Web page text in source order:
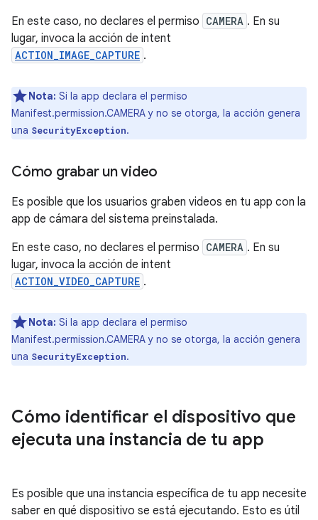
En este caso, no declares el permiso CAMERA . En su
lugar, invoca la acción de intent
ACTION_IMAGE_CAPTURE .
Nota: Si la app declara el permiso
Manifest.permission.CAMERA y no se otorga, la acción genera
una SecurityException.
Cómo grabar un video
Es posible que los usuarios graben videos en tu app con la
app de cámara del sistema preinstalada.
En este caso, no declares el permiso CAMERA . En su
lugar, invoca la acción de intent
ACTION_VIDEO_CAPTURE .
Nota: Si la app declara el permiso
Manifest.permission.CAMERA y no se otorga, la acción genera
una SecurityException.
Cómo identificar el dispositivo que
ejecuta una instancia de tu app
Es posible que una instancia específica de tu app necesite
saber en qué dispositivo se está ejecutando. Esto es útil